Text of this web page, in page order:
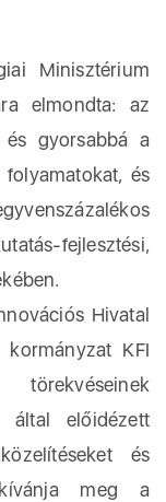
Minisztérium
elmondta: az
és gyorsabbá a
és
fejlesztési,
Hivatal
KFI
által előidézett
és
meg a